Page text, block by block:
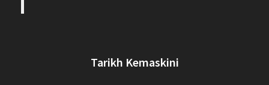
Tarikh Kemaskini